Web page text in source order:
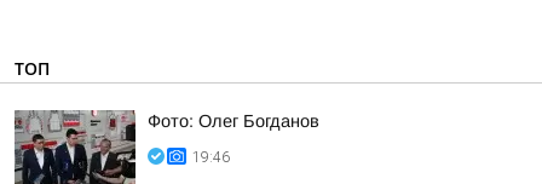
ТОП
Фото: Олег Богданов
19:46